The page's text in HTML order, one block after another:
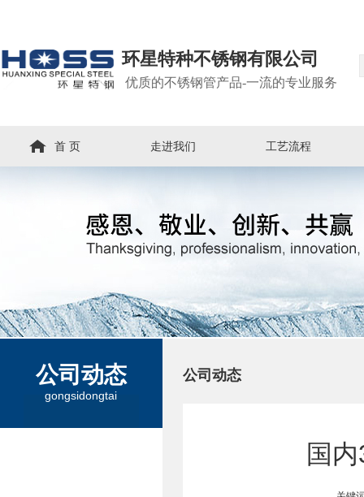
环星特种不锈钢有限公司
优质的不锈钢管产品-一流的专业服务
首 页 走进我们 工艺流程
公司动态
gongsidongtai
公司动态
国